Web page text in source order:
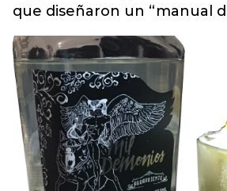
que diseñaron un “manual